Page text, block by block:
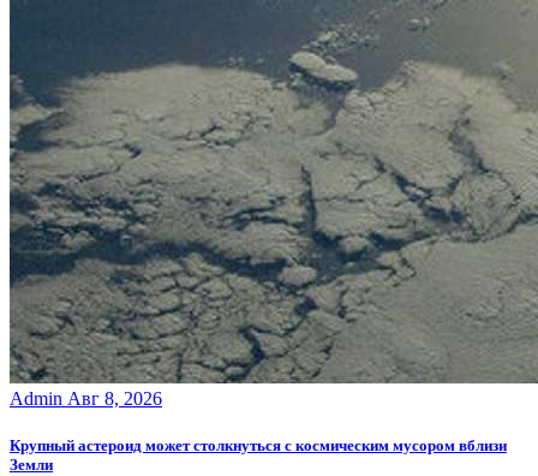
Admin Авг 8, 2026
Крупный астероид может столкнуться с космическим мусором вблизи
Земли